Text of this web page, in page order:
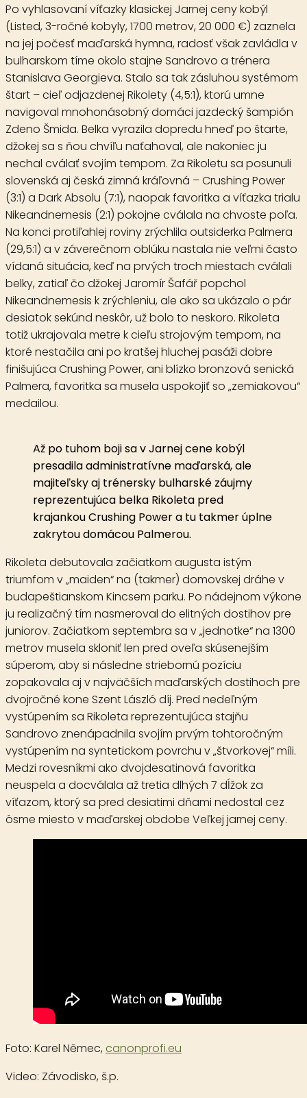
Po vyhlasovaní víťazky klasickej Jarnej ceny kobýl
(Listed, 3-ročné kobyly, 1700 metrov, 20 000 €) zaznela
na jej počesť maďarská hymna, radosť však zavládla v
bulharskom tíme okolo stajne Sandrovo a trénera
Stanislava Georgieva. Stalo sa tak zásluhou systémom
štart – cieľ odjazdenej Rikolety (4,5:1), ktorú umne
navigoval mnohonásobný domáci jazdecký šampión
Zdeno Šmida. Belka vyrazila dopredu hneď po štarte,
džokej sa s ňou chvíľu naťahoval, ale nakoniec ju
nechal cválať svojím tempom. Za Rikoletu sa posunuli
slovenská aj česká zimná kráľovná –Crushing Power
(3:1) a Dark Absolu (7:1), naopak favoritka a víťazka trialu
Nikeandnemesis (2:1) pokojne cválala na chvoste poľa.
Na konci protiľahlej roviny zrýchlila outsiderka Palmera
(29,5:1) a v záverečnom oblúku nastala nie veľmi často
vídaná situácia, keď na prvých troch miestach cválali
belky, zatiaľ čo džokej Jaromír Šafář popchol
Nikeandnemesis k zrýchleniu, ale ako sa ukázalo o pár
desiatok sekúnd neskôr, už bolo to neskoro. Rikoleta
totiž ukrajovala metre k cieľu strojovým tempom, na
ktoré nestačila ani po kratšej hluchej pasáži dobre
finišujúca Crushing Power, ani blízko bronzová senická
Palmera, favoritka sa musela uspokojiť so „zemiakovou“
medailou.
Až po tuhom boji sa v Jarnej cene kobýl
presadila administratívne maďarská, ale
majiteľsky aj trénersky bulharské záujmy
reprezentujúca belka Rikoleta pred
krajankou Crushing Power a tu takmer úplne
zakrytou domácou Palmerou.
Rikoleta debutovala začiatkom augusta istým
triumfom v „maiden“ na (takmer) domovskej dráhe v
budapeštianskom Kincsem parku. Po nádejnom výkone
ju realizačný tím nasmeroval do elitných dostihov pre
juniorov. Začiatkom septembra sa v „jednotke“ na 1300
metrov musela skloniť len pred oveľa skúsenejším
súperom, aby si následne striebornú pozíciu
zopakovala aj v najväčších maďarských dostihoch pre
dvojročné kone Szent László díj. Pred nedeľným
vystúpením sa Rikoleta reprezentujúca stajňu
Sandrovo znenápadnila svojím prvým tohtoročným
vystúpením na syntetickom povrchu v „štvorkovej“ míli.
Medzi rovesníkmi ako dvojdesatinová favoritka
neuspela a docválala až tretia dlhých 7 dĺžok za
víťazom, ktorý sa pred desiatimi dňami nedostal cez
ôsme miesto v maďarskej obdobe Veľkej jarnej ceny.
Foto: Karel Němec, canonprofi.eu
Video: Závodisko, š.p.